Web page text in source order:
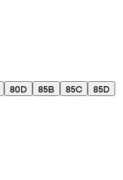
80D 85B 85C
85D